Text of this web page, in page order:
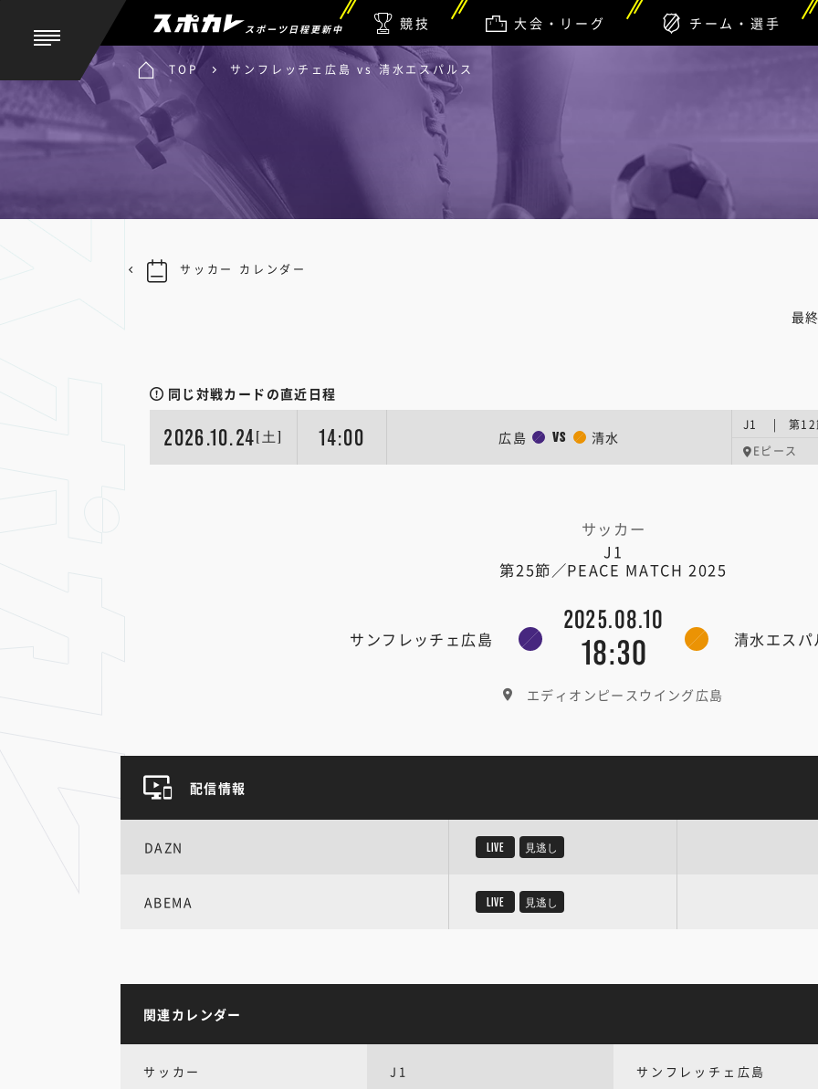
スポーツ日程更新中 競技 大会・リーグ チーム・選手
TOP サンフレッチェ広島 vs 清水エスパルス
最
同じ対戦カードの直近日程
2026.10.24 [土] 14:00 広島 VS 清水
J1 | 第12
Eピース
サッカー
J1
第25節／PEACE MATCH 2025
サンフレッチェ広島
2025.08.10
18:30 清水エスパ
エディオンピースウイング広島
サッカー カレンダー
配信情報
DAZN LIVE 見逃し
ABEMA LIVE 見逃し
関連カレンダー
サッカー J1 サンフレッチェ広島